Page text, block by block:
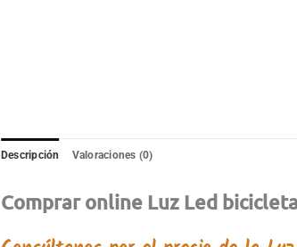
Descripción Valoraciones (0)
Comprar online Luz Led